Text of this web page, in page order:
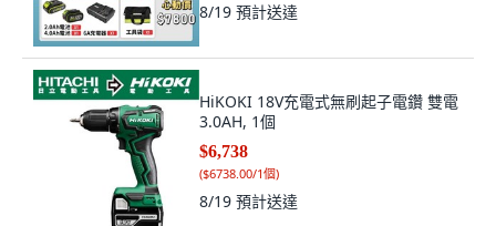
8/19 預計送達
HiKOKI 18V充電式無刷起子電鑽 雙電
3.0AH, 1個
$6,738
($6738.00/1個)
8/19 預計送達